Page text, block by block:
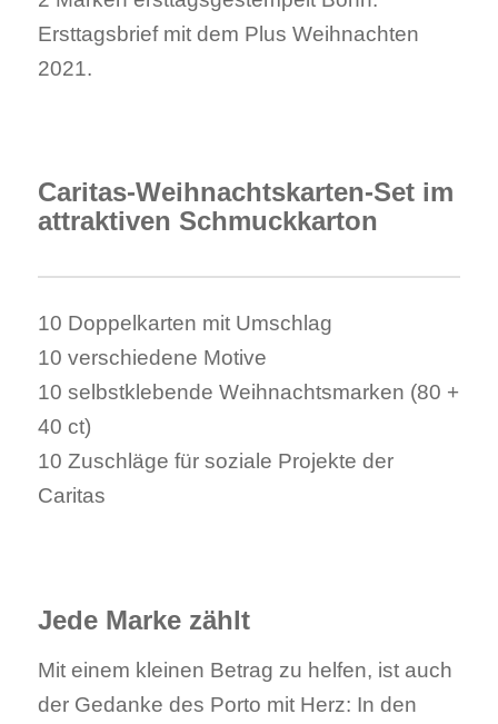
Ersttagsbrief mit dem Plus Weihnachten
2021.
Caritas-Weihnachtskarten-Set im
attraktiven Schmuckkarton
10 Doppelkarten mit Umschlag
10 verschiedene Motive
10 selbstklebende Weihnachtsmarken (80 +
40 ct)
10 Zuschläge für soziale Projekte der
Caritas
Jede Marke zählt
Mit einem kleinen Betrag zu helfen, ist auch
der Gedanke des Porto mit Herz: In den